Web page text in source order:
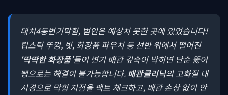
대치4동변기막힘, 범인은 예상치 못한 곳에 있었습니다!
립스틱 뚜껑, 빗, 화장품 파우치 등 선반 위에서 떨어진
‘딱딱한 화장품’들이 변기 배관 깊숙이 박히면 단순 뚫어
뻥으로는 해결이 불가능합니다. 배관클리닉의 고화질 내
시경으로 막힘 지점을 팩트 체크하고, 배관 손상 없이 안